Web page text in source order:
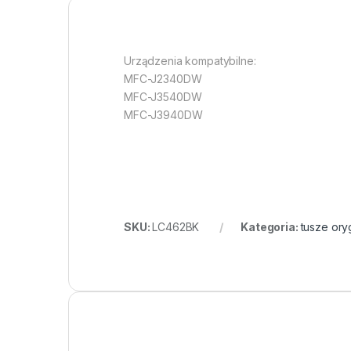
Urządzenia kompatybilne:
MFC-J2340DW
MFC-J3540DW
MFC-J3940DW
SKU:LC462BK Kategoria:tusze